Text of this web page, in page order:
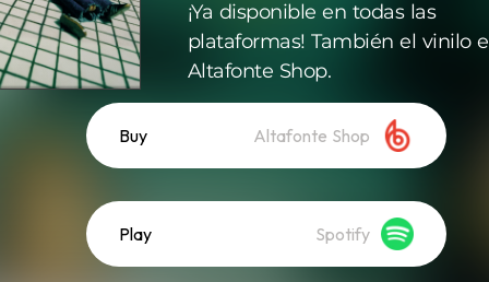
¡Ya disponible en todas las
plataformas! También el vinilo
Altafonte Shop.
Buy Altafonte Shop
Play Spotify